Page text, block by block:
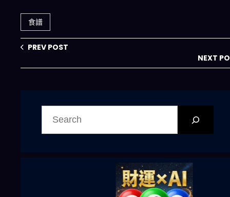
2026 轉化率優化
專題
食譜
PREV POST
NEXT